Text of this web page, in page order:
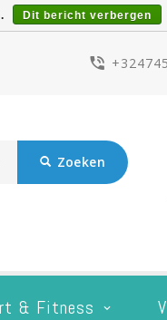
Zoeken
& Fitness
Dit bericht verbergen